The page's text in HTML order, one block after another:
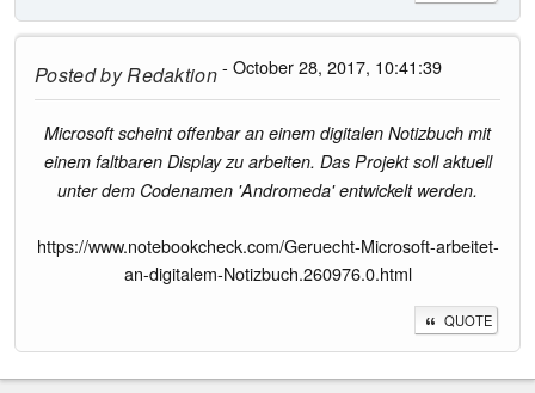
Posted byRedaktion- October 28, 2017, 10:41:39
Microsoft scheint offenbar an einem digitalen Notizbuch mit
einem faltbaren Display zu arbeiten. Das Projekt soll aktuell
unter dem Codenamen 'Andromeda' entwickelt werden.
https://www.notebookcheck.com/Geruecht-Microsoft-arbeitet-
an-digitalem-Notizbuch.260976.0.html
QUOTE